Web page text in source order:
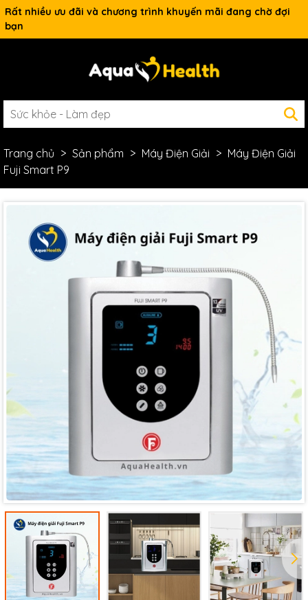
Rất nhiều ưu đãi và chương trình khuyến mãi đang chờ đợi
bạn
Trang chủ Sản phẩm Máy Điện Giải
Máy Điện Giải
Fuji Smart P9
Mã giảm giá:
Ngày hết hạn:
Điều kiện: